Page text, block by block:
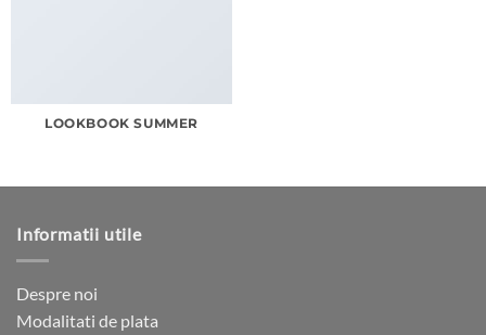
LOOKBOOK SUMMER
Informatii utile
Despre noi
Modalitati de plata